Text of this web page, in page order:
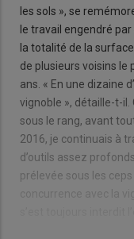
les sols », se
le travail engendré
la totalité de la
de plusieurs voisins le
ans. « En une dizaine
vignoble », détaille-t-il.
sous le rang, avant
2016, je continuais à
d’outils assez
prélevée sous les